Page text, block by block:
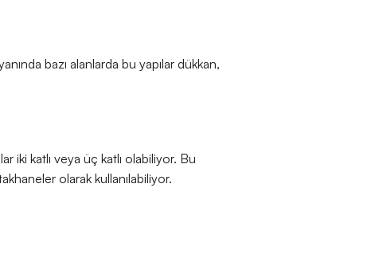
bazı alanlarda bu yapılar dükkan,
iki katlı veya üç katlı olabiliyor. Bu
olarak kullanılabiliyor.